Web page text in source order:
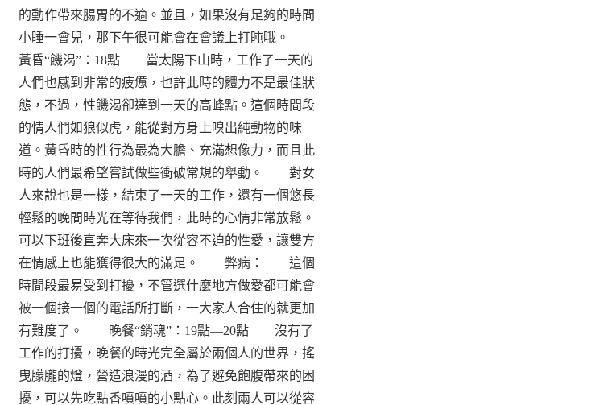
的動作帶來腸胃的不適。並且，如果沒有足夠的時間
小睡一會兒，那下午很可能會在會議上打盹哦。
黃昏“饑渴”：18點 當太陽下山時，工作了一天的
人們也感到非常的疲憊，也許此時的體力不是最佳狀
態，不過，性饑渴卻達到一天的高峰點。這個時間段
的情人們如狼似虎，能從對方身上嗅出純動物的味
道。黃昏時的性行為最為大膽、充滿想像力，而且此
時的人們最希望嘗試做些衝破常規的舉動。 對女
人來說也是一樣，結束了一天的工作，還有一個悠長
輕鬆的晚間時光在等待我們，此時的心情非常放鬆。
可以下班後直奔大床來一次從容不迫的性愛，讓雙方
在情感上也能獲得很大的滿足。 弊病： 這個
時間段最易受到打擾，不管選什麼地方做愛都可能會
被一個接一個的電話所打斷，一大家人合住的就更加
有難度了。 晚餐“銷魂”：19點—20點 沒有了
工作的打擾，晚餐的時光完全屬於兩個人的世界，搖
曳朦朧的燈，營造浪漫的酒，為了避免飽腹帶來的困
擾，可以先吃點香噴噴的小點心。此刻兩人可以從容